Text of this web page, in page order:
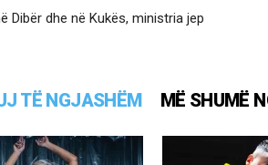
Dibër dhe në Kukës, ministria jep
TË NGJASHËM MË SHUMË